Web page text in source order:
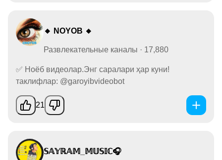
🔸 NOYOB 🔸
Развлекательные каналы · 17,880
✅ Ноёб видеолар.Энг саралари ҳар куни!
таклифлар: @garoyibvideobot
21
𝕊𝔸𝕐ℝ𝔸𝕄_𝕄𝕌𝕊𝕀ℂ🎧